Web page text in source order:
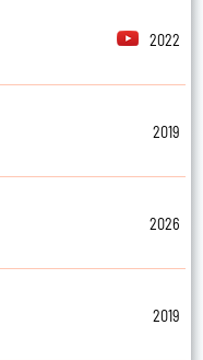
2022
2019
2026
2019